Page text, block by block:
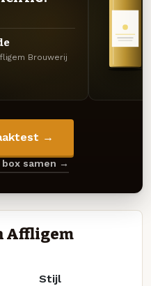
Brouwerij
→
samen →
Affligem
Stijl